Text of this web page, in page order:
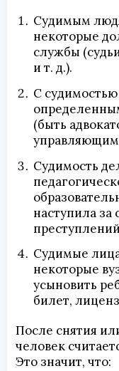
Судимым
некоторые
службы
и т. д.).
С
(быть
Судимость
наступила
Судимые
некоторые
усыновить
билет,
После снятия
человек
Это значит, что: